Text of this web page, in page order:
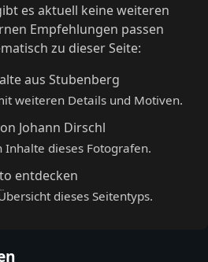
es aktuell keine weiteren
Empfehlungen passen
zu dieser Seite:
aus Stubenberg
weiteren Details und Motiven.
Johann Dirschl
dieses Fotografen.
entdecken
dieses Seitentyps.